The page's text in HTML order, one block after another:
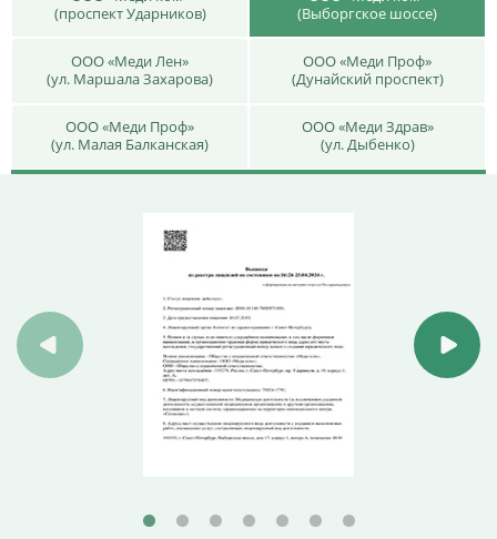
(проспект Ударников)
(Выборгское шоссе)
ООО «Меди Лен»
(ул. Маршала Захарова)
ООО «Меди Проф»
(Дунайский проспект)
ООО «Меди Проф»
(ул. Малая Балканская)
ООО «Меди Здрав»
(ул. Дыбенко)